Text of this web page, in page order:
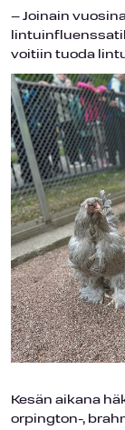
– Joinain
voitiin tuoda
Kesän aikana
orpington-,